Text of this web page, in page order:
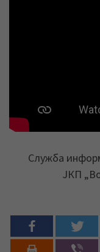
Служба
ЈКП